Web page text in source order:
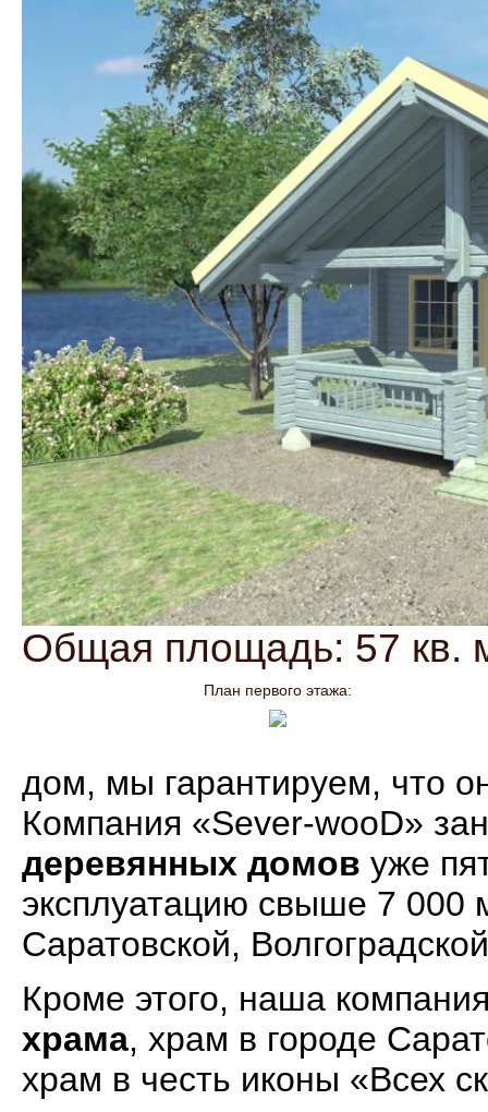
Общая площадь: 57 кв.
План первого этажа:
дом, мы гарантируем, что
Компания «Sever-wooD»
деревянных домов уже
эксплуатацию свыше 7 000
Саратовской,
Кроме этого, наша
храма, храм в городе
храм в честь иконы «Всех